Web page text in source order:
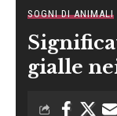
SOGNI DI ANIMALI
gialle